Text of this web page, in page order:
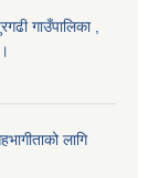
गाउँपालिका ,
लागि